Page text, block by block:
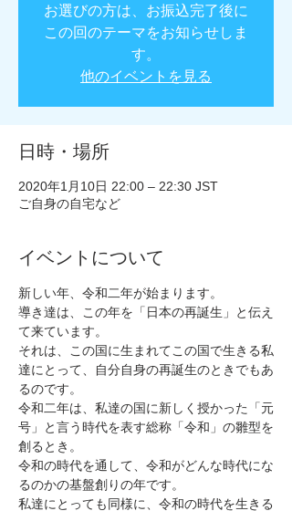
お選びの方は、お振込完了後に
この回のテーマをお知らせしま
す。
他のイベントを見る
日時・場所
2020年1月10日 22:00 – 22:30 JST
ご自身の自宅など
イベントについて
新しい年、令和二年が始まります。
導き達は、この年を「日本の再誕生」と伝え
て来ています。
それは、この国に生まれてこの国で生きる私
達にとって、自分自身の再誕生のときでもあ
るのです。
令和二年は、私達の国に新しく授かった「元
号」と言う時代を表す総称「令和」の雛型を
創るとき。
令和の時代を通して、令和がどんな時代にな
るのかの基盤創りの年です。
私達にとっても同様に、令和の時代を生きる